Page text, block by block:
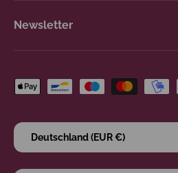
Newsletter
Zahlungsmethoden
Land/Region
Deutschland (EUR €)